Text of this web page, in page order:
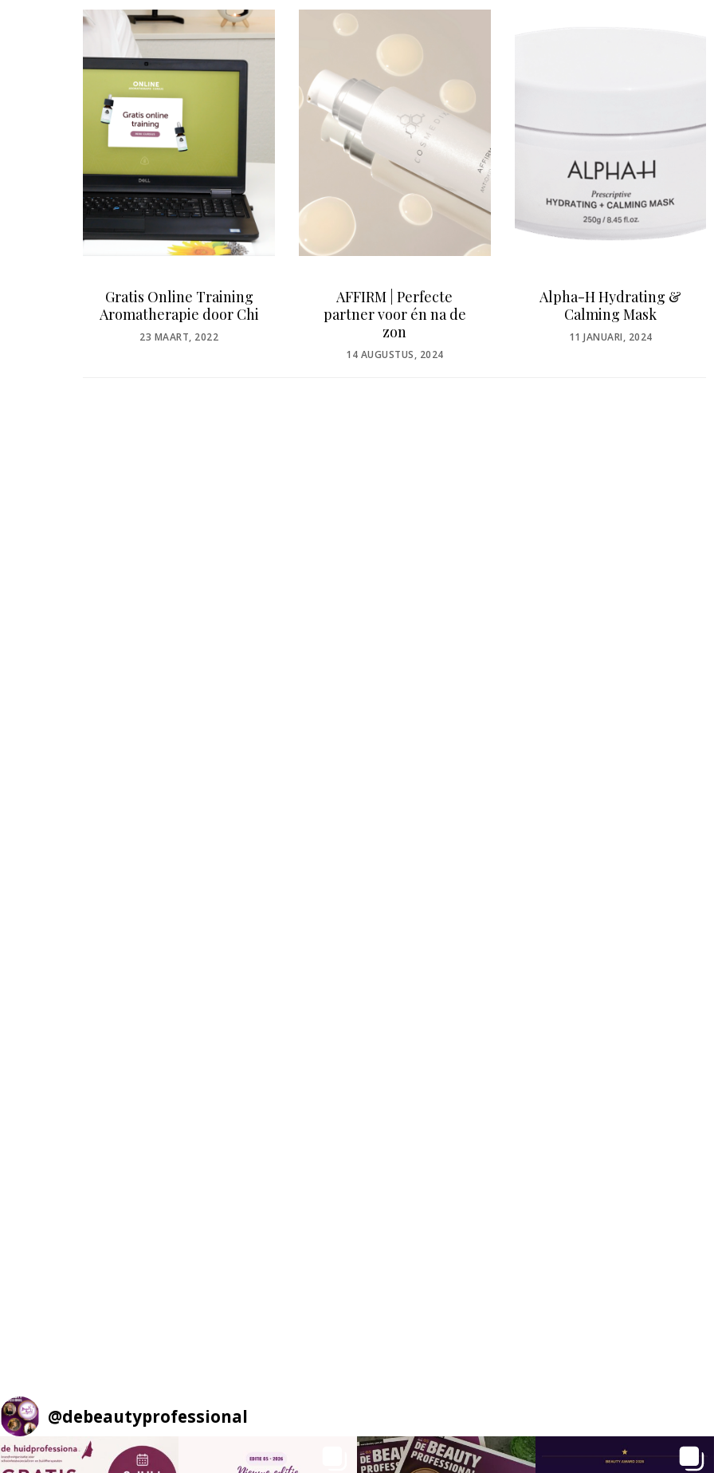
Gratis Online Training
Aromatherapie door Chi
POSTED
23 MAART, 2022
AFFIRM | Perfecte
partner voor én na de
zon
POSTED
14 AUGUSTUS, 2024
Alpha-H Hydrating &
Calming Mask
POSTED
11 JANUARI, 2024
@debeautyprofessional